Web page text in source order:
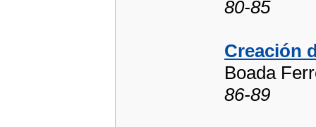
80-85
Creación
Boada
86-89